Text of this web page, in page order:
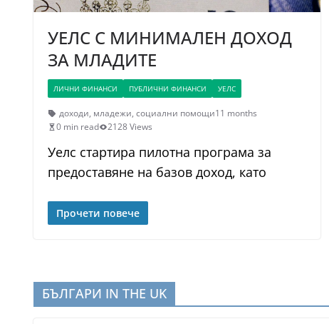
УЕЛС С МИНИМАЛЕН ДОХОД
ЗА МЛАДИТЕ
ЛИЧНИ ФИНАНСИ ПУБЛИЧНИ ФИНАНСИ УЕЛС
доходи, младежи, социални помощи11 months
0 min read
2128 Views
Уелс стартира пилотна програма за
предоставяне на базов доход, като
Прочети повече
БЪЛГАРИ IN THE UK